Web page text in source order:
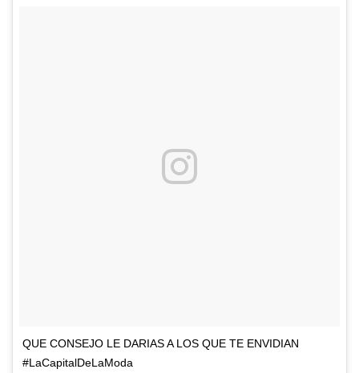
QUE CONSEJO LE DARIAS A LOS QUE TE ENVIDIAN
#LaCapitalDeLaModa